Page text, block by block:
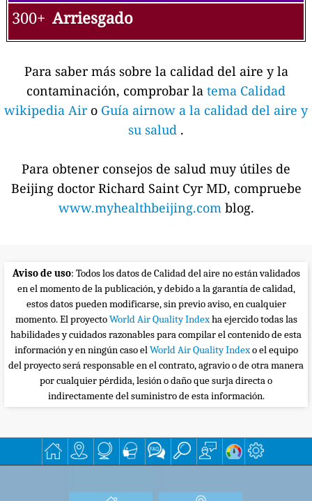
300+ Arriesgado
Para saber más sobre la calidad del aire y la
contaminación, comprobar la tema Calidad
wikipedia Air o Guía airnow a la calidad del aire y
su salud .
Para obtener consejos de salud muy útiles de
Beijing doctor Richard Saint Cyr MD, compruebe
www.myhealthbeijing.com blog.
Aviso de uso: Todos los datos de Calidad del aire no están validados
en el momento de la publicación, y debido a la garantía de calidad,
estos datos pueden modificarse, sin previo aviso, en cualquier
momento. El proyectoWorld Air Quality Indexha ejercido todas las
habilidades y cuidados razonables para compilar el contenido de esta
información y en ningún caso elWorld Air Quality Indexo el equipo
del proyecto será responsable en el contrato, agravio o de otra manera
por cualquier pérdida, lesión o daño que surja directa o
indirectamente del suministro de esta información.